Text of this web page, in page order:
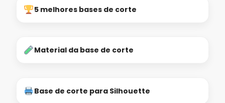
5 melhores bases de corte
Material da base de corte
Base de corte para Silhouette